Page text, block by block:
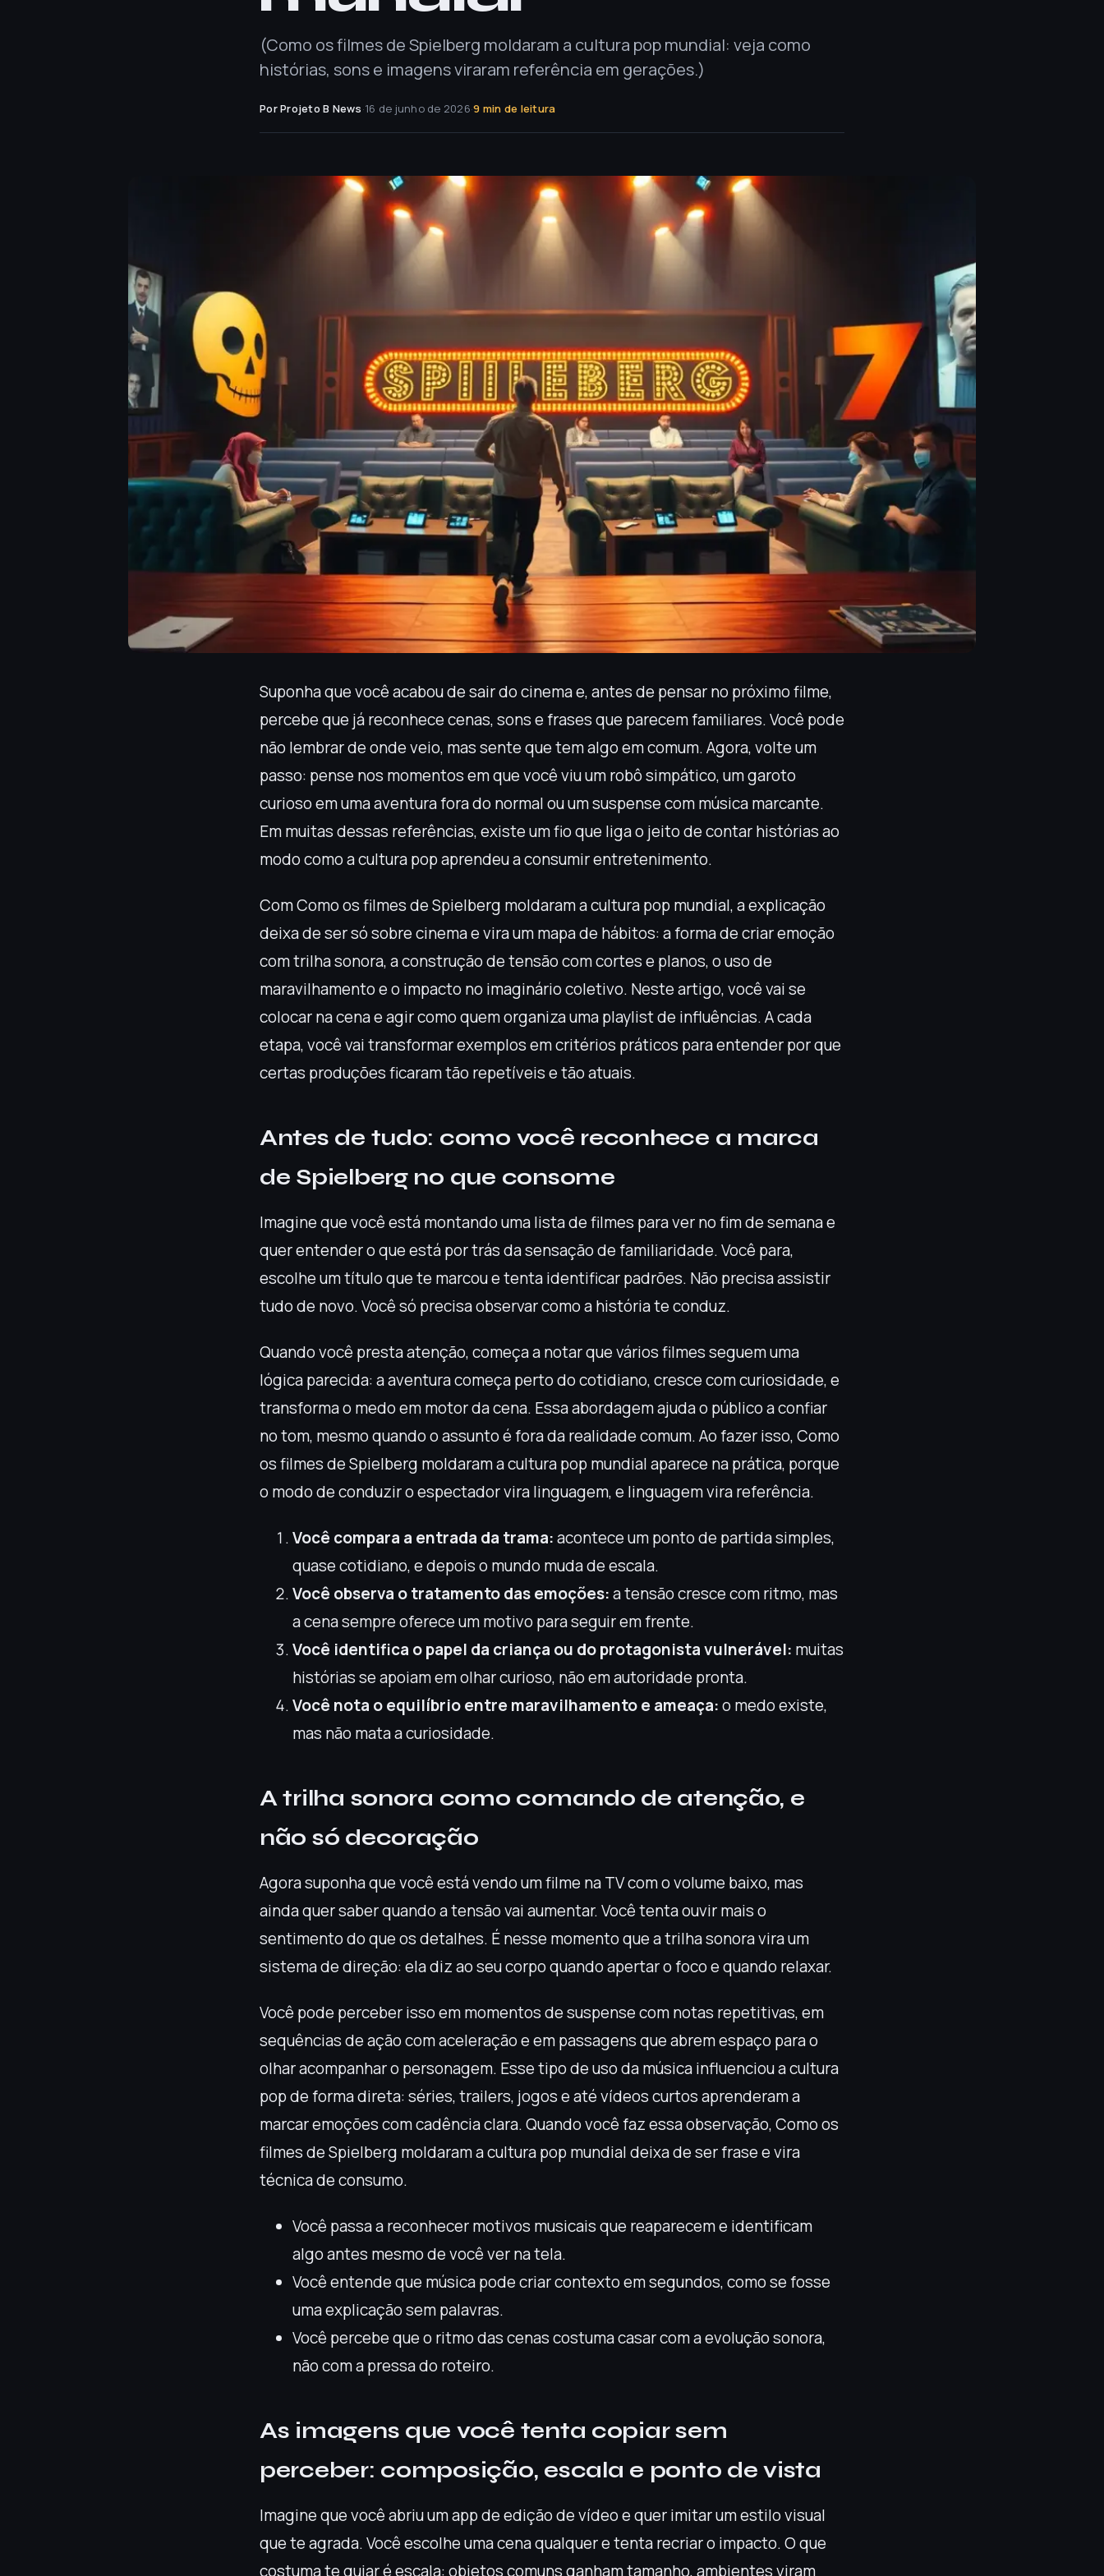
(Como os filmes de Spielberg moldaram a cultura pop mundial: veja como
histórias, sons e imagens viraram referência em gerações.)
Por Projeto B News·16 de junho de 2026·9 min de leitura
Suponha que você acabou de sair do cinema e, antes de pensar no próximo filme,
percebe que já reconhece cenas, sons e frases que parecem familiares. Você pode
não lembrar de onde veio, mas sente que tem algo em comum. Agora, volte um
passo: pense nos momentos em que você viu um robô simpático, um garoto
curioso em uma aventura fora do normal ou um suspense com música marcante.
Em muitas dessas referências, existe um fio que liga o jeito de contar histórias ao
modo como a cultura pop aprendeu a consumir entretenimento.
Com Como os filmes de Spielberg moldaram a cultura pop mundial, a explicação
deixa de ser só sobre cinema e vira um mapa de hábitos: a forma de criar emoção
com trilha sonora, a construção de tensão com cortes e planos, o uso de
maravilhamento e o impacto no imaginário coletivo. Neste artigo, você vai se
colocar na cena e agir como quem organiza uma playlist de influências. A cada
etapa, você vai transformar exemplos em critérios práticos para entender por que
certas produções ficaram tão repetíveis e tão atuais.
Antes de tudo: como você reconhece a marca
de Spielberg no que consome
Imagine que você está montando uma lista de filmes para ver no fim de semana e
quer entender o que está por trás da sensação de familiaridade. Você para,
escolhe um título que te marcou e tenta identificar padrões. Não precisa assistir
tudo de novo. Você só precisa observar como a história te conduz.
Quando você presta atenção, começa a notar que vários filmes seguem uma
lógica parecida: a aventura começa perto do cotidiano, cresce com curiosidade, e
transforma o medo em motor da cena. Essa abordagem ajuda o público a confiar
no tom, mesmo quando o assunto é fora da realidade comum. Ao fazer isso, Como
os filmes de Spielberg moldaram a cultura pop mundial aparece na prática, porque
o modo de conduzir o espectador vira linguagem, e linguagem vira referência.
Você compara a entrada da trama:acontece um ponto de partida simples,
quase cotidiano, e depois o mundo muda de escala.
Você observa o tratamento das emoções:a tensão cresce com ritmo, mas
a cena sempre oferece um motivo para seguir em frente.
Você identifica o papel da criança ou do protagonista vulnerável: muitas
histórias se apoiam em olhar curioso, não em autoridade pronta.
Você nota o equilíbrio entre maravilhamento e ameaça:o medo existe,
mas não mata a curiosidade.
A trilha sonora como comando de atenção, e
não só decoração
Agora suponha que você está vendo um filme na TV com o volume baixo, mas
ainda quer saber quando a tensão vai aumentar. Você tenta ouvir mais o
sentimento do que os detalhes. É nesse momento que a trilha sonora vira um
sistema de direção: ela diz ao seu corpo quando apertar o foco e quando relaxar.
Você pode perceber isso em momentos de suspense com notas repetitivas, em
sequências de ação com aceleração e em passagens que abrem espaço para o
olhar acompanhar o personagem. Esse tipo de uso da música influenciou a cultura
pop de forma direta: séries, trailers, jogos e até vídeos curtos aprenderam a
marcar emoções com cadência clara. Quando você faz essa observação, Como os
filmes de Spielberg moldaram a cultura pop mundial deixa de ser frase e vira
técnica de consumo.
Você passa a reconhecer motivos musicais que reaparecem e identificam
algo antes mesmo de você ver na tela.
Você entende que música pode criar contexto em segundos, como se fosse
uma explicação sem palavras.
Você percebe que o ritmo das cenas costuma casar com a evolução sonora,
não com a pressa do roteiro.
As imagens que você tenta copiar sem
perceber: composição, escala e ponto de vista
Imagine que você abriu um app de edição de vídeo e quer imitar um estilo visual
que te agrada. Você escolhe uma cena qualquer e tenta recriar o impacto. O que
costuma te guiar é escala: objetos comuns ganham tamanho, ambientes viram